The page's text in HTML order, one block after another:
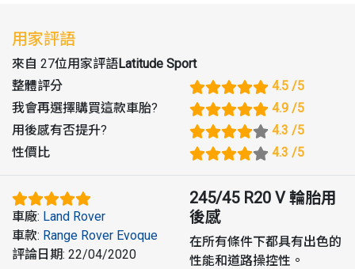
用家評語
來自 27位用家評語Latitude Sport
整體評分
4.5 /5
我會再選擇購買這款車胎? 4.9 /5
用後感有否提升? 4.3 /5
性價比
4.3 /5
車廠: Land Rover
車款: Range Rover Evoque
評論日期: 22/04/2020
245/45 R20 V 輪胎用
後感
在所有條件下都具有出色的
性能和道路操控性。